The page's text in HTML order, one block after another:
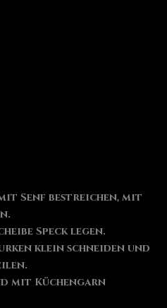
Senf bestreichen, mit
Speck legen.
klein schneiden und
mit Küchengarn